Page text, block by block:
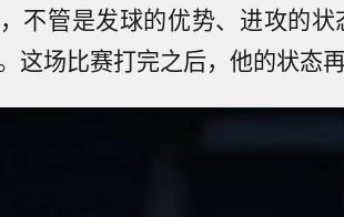
不管是发球的优势、进攻的
这场比赛打完之后，他的状态再